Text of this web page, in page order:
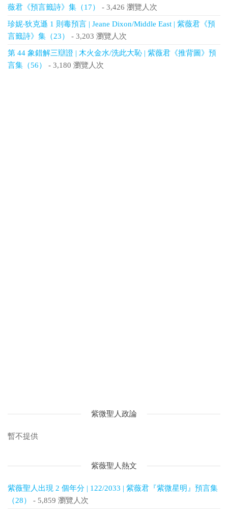
薇君《預言籤詩》集（17）
- 3,426 瀏覽人次
珍妮‧狄克遜 1 則毒預言 | Jeane Dixon/Middle East | 紫薇君《預
言籤詩》集（23）
- 3,203 瀏覽人次
第 44 象錯解三辯證 | 木火金水/洗此大恥 | 紫薇君《推背圖》預
言集（56）
- 3,180 瀏覽人次
紫微聖人政論
暫不提供
紫薇聖人熱文
紫薇聖人出現 2 個年分 | 122/2033 | 紫薇君『紫微星明』預言集
（28）
- 5,859 瀏覽人次